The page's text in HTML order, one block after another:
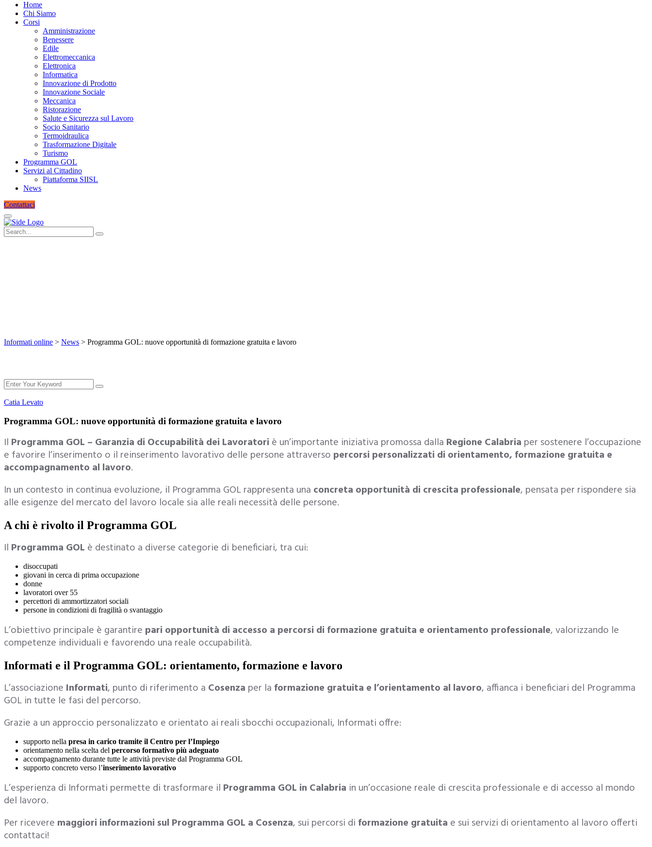
Home
Chi Siamo
Corsi
Amministrazione
Benessere
Edile
Elettromeccanica
Elettronica
Informatica
Innovazione di Prodotto
Innovazione Sociale
Meccanica
Ristorazione
Salute e Sicurezza sul Lavoro
Socio Sanitario
Termoidraulica
Trasformazione Digitale
Turismo
Programma GOL
Servizi al Cittadino
Piattaforma SIISL
News
Contattaci
Informati online > News > Programma GOL: nuove opportunità di formazione gratuita e lavoro
Catia Levato
Programma GOL: nuove opportunità di formazione gratuita e lavoro
Il Programma GOL – Garanzia di Occupabilità dei Lavoratori è un’importante iniziativa promossa dalla Regione Calabria per sostenere l’occupazione
e favorire l’inserimento o il reinserimento lavorativo delle persone attraverso percorsi personalizzati di orientamento, formazione gratuita e
accompagnamento al lavoro.
In un contesto in continua evoluzione, il Programma GOL rappresenta una concreta opportunità di crescita professionale, pensata per rispondere sia
alle esigenze del mercato del lavoro locale sia alle reali necessità delle persone.
A chi è rivolto il Programma GOL
Il Programma GOL è destinato a diverse categorie di beneficiari, tra cui:
disoccupati
giovani in cerca di prima occupazione
donne
lavoratori over 55
percettori di ammortizzatori sociali
persone in condizioni di fragilità o svantaggio
L’obiettivo principale è garantire pari opportunità di accesso a percorsi di formazione gratuita e orientamento professionale, valorizzando le
competenze individuali e favorendo una reale occupabilità.
Informati e il Programma GOL: orientamento, formazione e lavoro
L’associazione Informati, punto di riferimento a Cosenza per la formazione gratuita e l’orientamento al lavoro, affianca i beneficiari del Programma
GOL in tutte le fasi del percorso.
Grazie a un approccio personalizzato e orientato ai reali sbocchi occupazionali, Informati offre:
supporto nella presa in carico tramite il Centro per l’Impiego
orientamento nella scelta del percorso formativo più adeguato
accompagnamento durante tutte le attività previste dal Programma GOL
supporto concreto verso l’inserimento lavorativo
L’esperienza di Informati permette di trasformare il Programma GOL in Calabria in un’occasione reale di crescita professionale e di accesso al mondo
del lavoro.
Per ricevere maggiori informazioni sul Programma GOL a Cosenza, sui percorsi di formazione gratuita e sui servizi di orientamento al lavoro offerti
contattaci!